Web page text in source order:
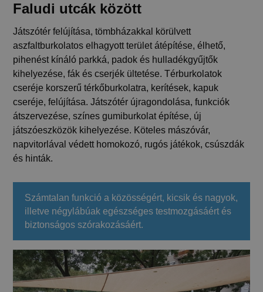
Faludi utcák között
Játszótér felújítása, tömbházakkal körülvett
aszfaltburkolatos elhagyott terület átépítése, élhető,
pihenést kínáló parkká, padok és hulladékgyűjtők
kihelyezése, fák és cserjék ültetése. Térburkolatok
cseréje korszerű térkőburkolatra, kerítések, kapuk
cseréje, felújítása. Játszótér újragondolása, funkciók
átszervezése, színes gumiburkolat építése, új
játszóeszközök kihelyezése. Köteles mászóvár,
napvitorlával védett homokozó, rugós játékok, csúszdák
és hinták.
Számtalan funkció a közösségért, kicsik és nagyok,
illetve négylábúak egészséges testmozgásáért és
biztonságos szórakozásáért.